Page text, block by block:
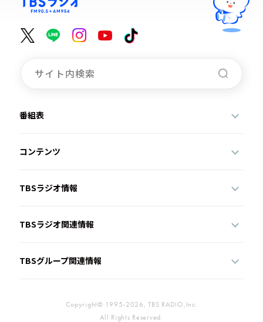
番組表
コンテンツ
TBSラジオ情報
TBSラジオ関連情報
TBSグループ関連情報
Copyright© 1995-2026, TBS RADIO,Inc.
All Rights Reserved.